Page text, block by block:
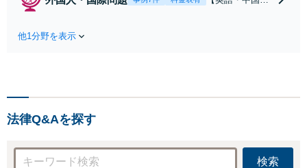
経験を活かし、
ービスだけでな
す。
他1分野を表示
法律Q&Aを探す
検索